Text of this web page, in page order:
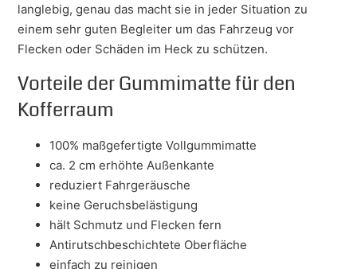
langlebig, genau das macht sie in jeder Situation zu
einem sehr guten Begleiter um das Fahrzeug vor
Flecken oder Schäden im Heck zu schützen.
Vorteile der Gummimatte für den
Kofferraum
100% maßgefertigte Vollgummimatte
ca. 2 cm erhöhte Außenkante
reduziert Fahrgeräusche
keine Geruchsbelästigung
hält Schmutz und Flecken fern
Antirutschbeschichtete Oberfläche
einfach zu reinigen